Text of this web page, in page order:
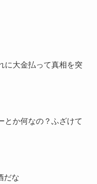
に大金払って真相を突
とか何なの？ふざけて
だな